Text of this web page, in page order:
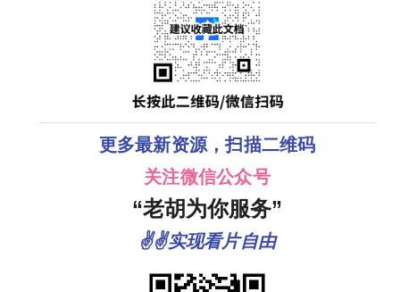
更多最新资源，扫描二维码
关注微信公众号
“老胡为你服务”
✌✌实现看片自由